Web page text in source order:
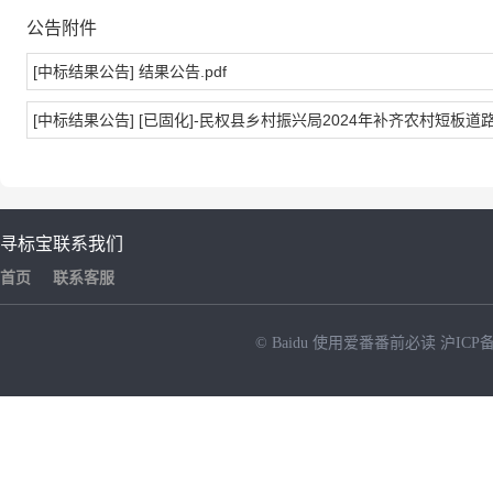
公告附件
[中标结果公告] 结果公告.pdf
[中标结果公告] [已固化]-民权县乡村振兴局2024年补齐农村短板道
寻标宝
首页
联系我们
联系客服
© Baidu 使用爱番番前必读 沪ICP